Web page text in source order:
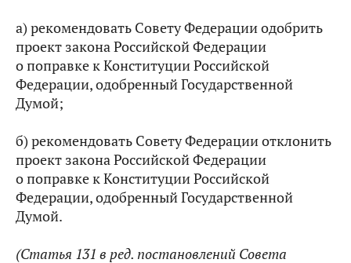
а) рекомендовать Совету Федерации одобрить
проект закона Российской Федерации
о поправке к Конституции Российской
Федерации, одобренный Государственной
Думой;
б) рекомендовать Совету Федерации отклонить
проект закона Российской Федерации
о поправке к Конституции Российской
Федерации, одобренный Государственной
Думой.
(Статья 131 в ред. постановлений Совета